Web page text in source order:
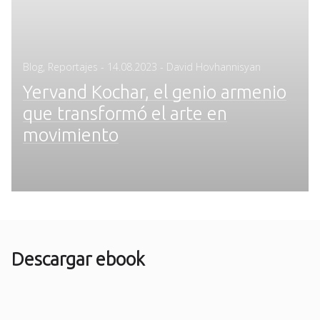
Blog Reportajes - Posted
14.08.2023 - David Hovhannisyan
Yervand Kochar, el genio armenio
que transformó el arte en
movimiento
Descargar ebook